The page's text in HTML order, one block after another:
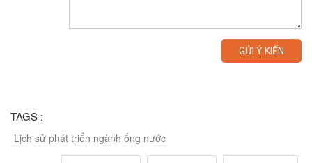
GỬI Ý KIẾN
TAGS :
Lịch sử phát triển ngành ống nước